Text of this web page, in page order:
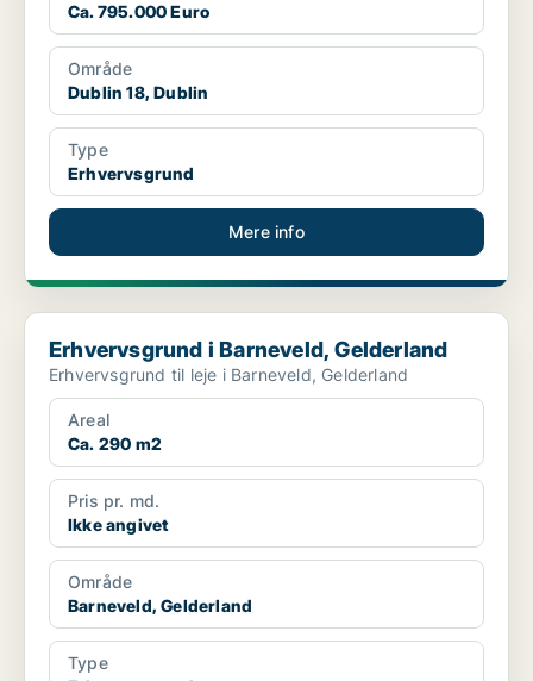
Ca. 795.000 Euro
Område
Dublin 18, Dublin
Type
Erhvervsgrund
Mere info
Erhvervsgrund i Barneveld, Gelderland
Erhvervsgrund i Barneveld, Gelderland
Erhvervsgrund til leje i Barneveld, Gelderland
Areal
Ca. 290 m2
Pris pr. md.
Ikke angivet
Område
Barneveld, Gelderland
Type